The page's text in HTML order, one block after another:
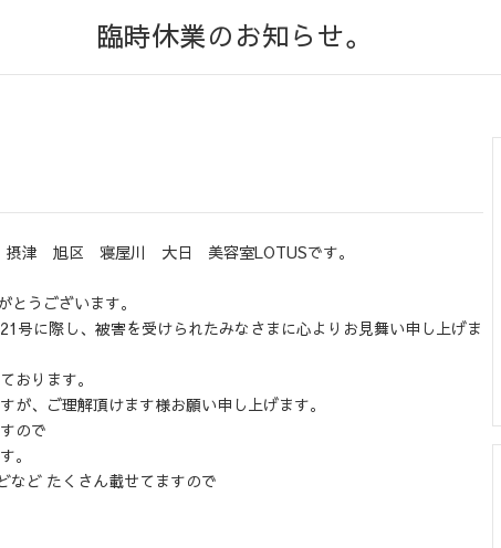
臨時休業のお知らせ。
津 旭区 寝屋川 大日 美容室LOTUSです。
うございます。
号に際し、被害を受けられたみなさまに心よりお見舞い申し上げま
おります。
が、ご理解頂けます様お願い申し上げます。
ので
。
など たくさん載せてますので